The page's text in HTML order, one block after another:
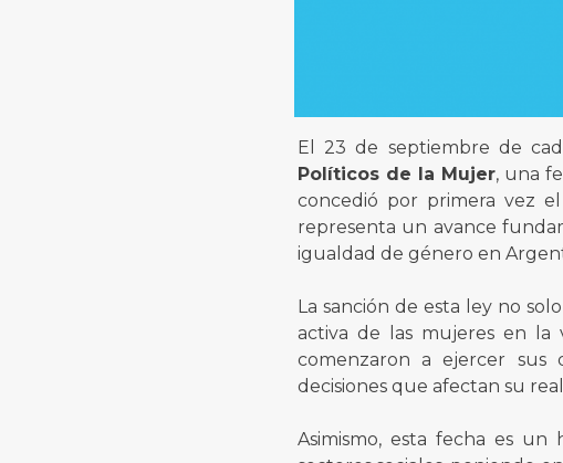
El 23 de septiembre de
Políticos de la Mujer, una
concedió por primera vez
representa un avance
igualdad de género en
La sanción de esta ley no
activa de las mujeres en la
comenzaron a ejercer sus
decisiones que afectan su
Asimismo, esta fecha es